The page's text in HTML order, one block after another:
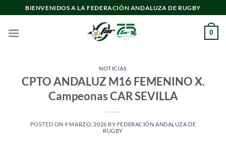
al
contenido
BIENVENIDOS A LA FEDERACIÓN ANDALUZA DE RUGBY
0
NOTICIAS
CPTO ANDALUZ M16 FEMENINO X.
Campeonas CAR SEVILLA
POSTED ON9 MARZO, 2026 BY FEDERACIÓN ANDALUZA DE
RUGBY